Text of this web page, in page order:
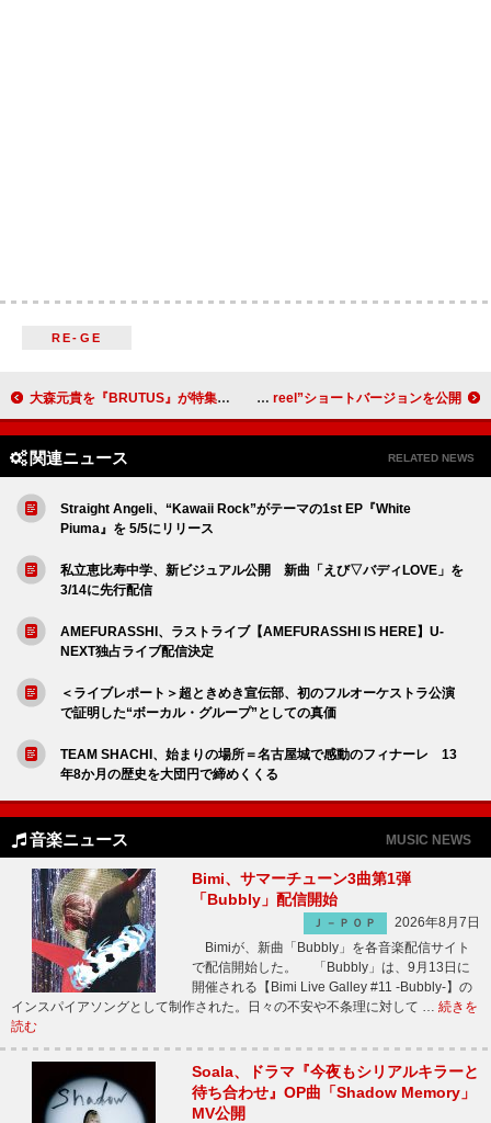
RE-GE
大森元貴を『BRUTUS』が特集、グラビアは2種類の異なる世界観 King & Prince、別の視点から「Waltz for Lily」MVを切り取った“Parallel reel”ショートバージョンを公開
関連ニュース RELATED NEWS
Straight Angeli、“Kawaii Rock”がテーマの1st EP『White
Piuma』を 5/5にリリース
私立恵比寿中学、新ビジュアル公開 新曲「えび▽バディLOVE」を
3/14に先行配信
AMEFURASSHI、ラストライブ【AMEFURASSHI IS HERE】U-
NEXT独占ライブ配信決定
＜ライブレポート＞超ときめき宣伝部、初のフルオーケストラ公演
で証明した“ボーカル・グループ”としての真価
TEAM SHACHI、始まりの場所＝名古屋城で感動のフィナーレ 13
年8か月の歴史を大団円で締めくくる
音楽ニュース MUSIC NEWS
Bimi、サマーチューン3曲第1弾
「Bubbly」配信開始
Ｊ－ＰＯＰ
2026年8月7日
Bimiが、新曲「Bubbly」を各音楽配信サイト
で配信開始した。 「Bubbly」は、9月13日に
開催される【Bimi Live Galley #11 -Bubbly-】の
インスパイアソングとして制作された。日々の不安や不条理に対して … 続きを
読む
Soala、ドラマ『今夜もシリアルキラーと
待ち合わせ』OP曲「Shadow Memory」
MV公開